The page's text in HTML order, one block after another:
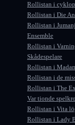
Rollistan i
Rollistan i Die
Rollistan i
Ensemble
Rollistan i
Skådespelare
Rollistan i
Rollistan i de
Rollistan i The
Var tionde
Rollistan i Vita
Rollistan i Lady